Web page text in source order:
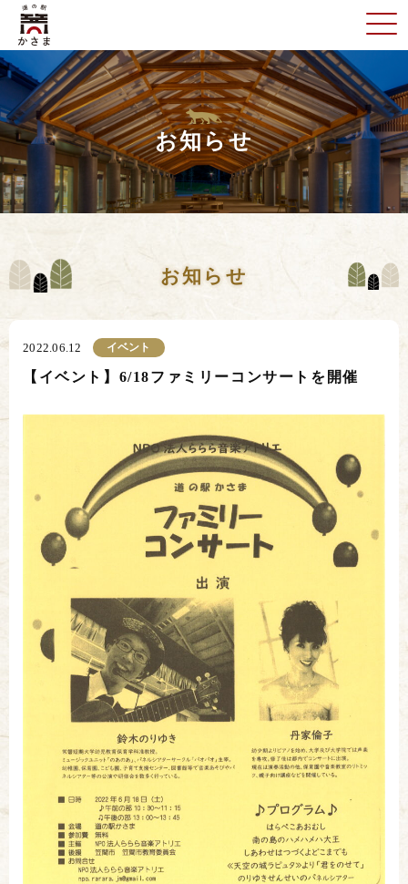
お知らせ
お知らせ
2022.06.12 イベント
【イベント】6/18ファミリーコンサートを開催